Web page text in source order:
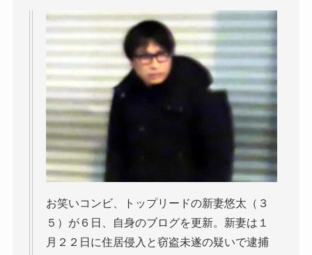
お笑いコンビ、トップリードの新妻悠太（３
５）が６日、自身のブログを更新。新妻は１
月２２日に住居侵入と窃盗未遂の疑いで逮捕